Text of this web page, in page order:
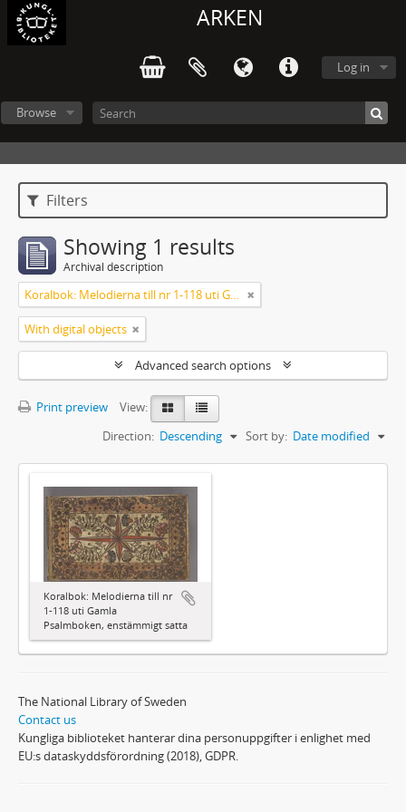
ARKEN
Log in
Browse
Filters
Showing 1 results
Archival description
Koralbok: Melodierna till nr 1-118 uti Gamla Psalmboken, enstämmigt satta
With digital objects
Advanced search options
Print preview
View:
Sort by: Date modified
Direction: Descending
Koralbok: Melodierna till nr
1-118 uti Gamla
Psalmboken, enstämmigt satta
The National Library of Sweden
Contact us
Kungliga biblioteket hanterar dina personuppgifter i enlighet med
EU:s dataskyddsförordning (2018), GDPR.